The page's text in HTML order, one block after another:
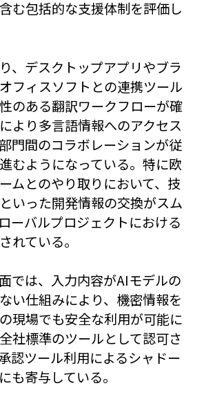
含む包括的な支援体制を評価し
、デスクトップアプリやブラ
フィスソフトとの連携ツール
のある翻訳ワークフローが確
より多言語情報へのアクセス
門間のコラボレーションが従
むようになっている。特に欧
ムとのやり取りにおいて、技
いった開発情報の交換がスム
ーバルプロジェクトにおける
れている。
では、入力内容がAIモデルの
い仕組みにより、機密情報を
現場でも安全な利用が可能に
社標準のツールとして認可さ
認ツール利用によるシャドー
も寄与している。